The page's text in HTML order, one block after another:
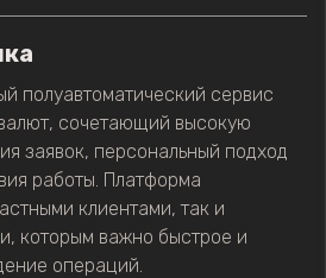
полуавтоматический сервис
сочетающий высокую
заявок, персональный подход
работы. Платформа
клиентами, так и
которым важно быстрое и
операций.